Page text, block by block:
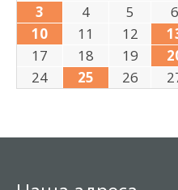
3
4 5 6
10
11 12
17
18 19
24
25 26